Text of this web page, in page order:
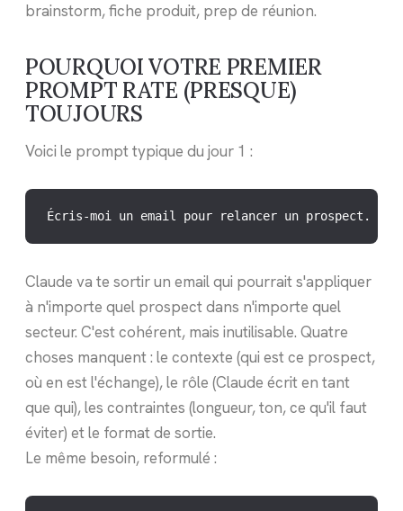
brainstorm, fiche produit, prep de réunion.
POURQUOI VOTRE PREMIER
PROMPT RATE (PRESQUE)
TOUJOURS
Voici le prompt typique du jour 1 :
Écris-moi un email pour relancer un prospect.
Claude va te sortir un email qui pourrait s'appliquer
à n'importe quel prospect dans n'importe quel
secteur. C'est cohérent, mais inutilisable. Quatre
choses manquent : le contexte (qui est ce prospect,
où en est l'échange), le rôle (Claude écrit en tant
que qui), les contraintes (longueur, ton, ce qu'il faut
éviter) et le format de sortie.
Le même besoin, reformulé :